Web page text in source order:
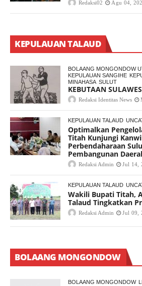
Redaksi02 Agu 04,
KEPULAUAN TALAUD
BOLAANG MONGONDOW
KEPULAUAN SANGIHE
MINAHASA SULUT
KEBUTAAN
Redaksi Identitas News
KEPULAUAN TALAUD
Optimalkan
Titah Kunjungi
Perbendaharaan
Pembangunan
Redaksi Admin Jul 14,
KEPULAUAN TALAUD
Wakili Bupati Titah,
Talaud Tingkatkan
Redaksi Admin Jul 09,
BOLAANG MONGONDOW
BOLAANG MONGONDOW